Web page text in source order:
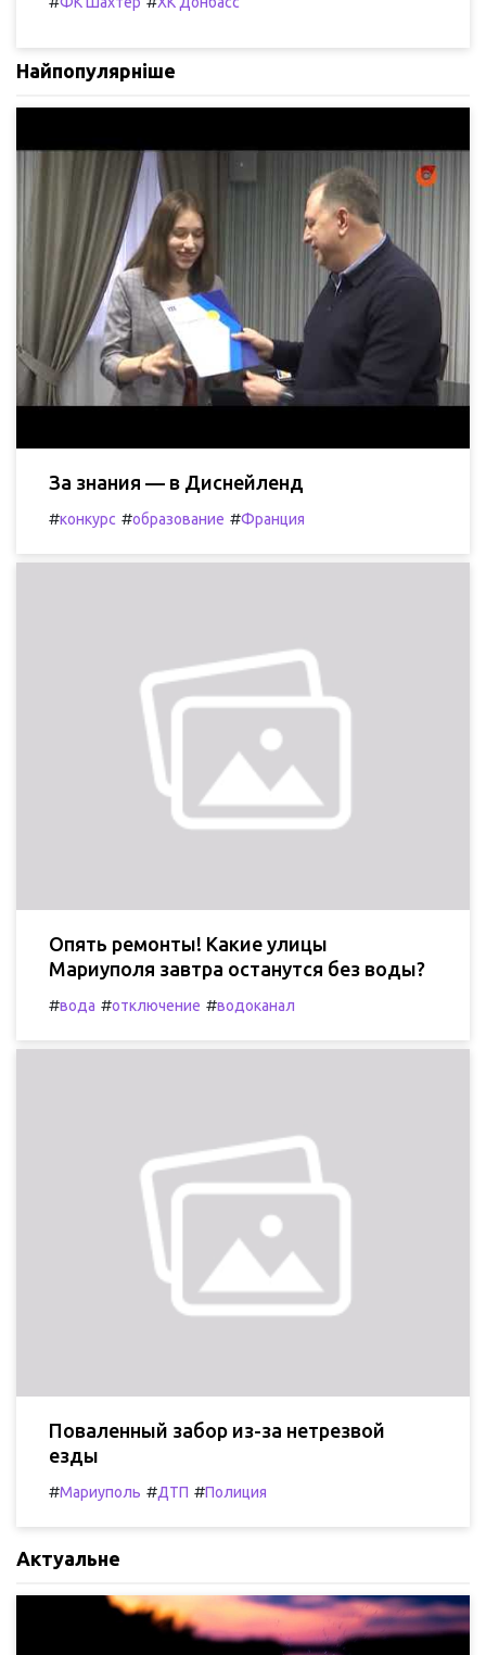
Найпопулярніше
За знания — в Диснейленд
#конкурс #образование #Франция
Опять ремонты! Какие улицы
Мариуполя завтра останутся без воды?
#вода #отключение #водоканал
Поваленный забор из-за нетрезвой
езды
#Мариуполь #ДТП #Полиция
Актуальне